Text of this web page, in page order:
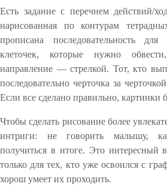
Есть задание с перечнем действий/
нарисованная по контурам
прописана последовательность для
клеточек, которые нужно
направление — стрелкой. Тот, кто
последовательно черточка за
Если все сделано правильно, картинки
Чтобы сделать рисование более
интриги: не говорить малышу,
получиться в итоге. Это интересный
только для тех, кто уже освоился с
хорош умеет их проходить.